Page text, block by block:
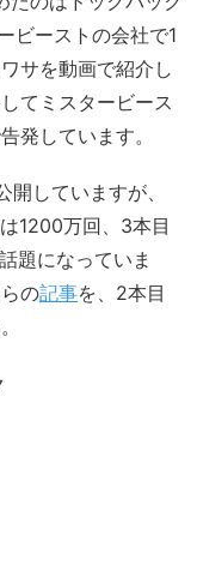
ビーストの会社で1
サを動画で紹介し
てミスタービース
発しています。
していますが、
1200万回、3本目
題になっていま
の記事を、2本目